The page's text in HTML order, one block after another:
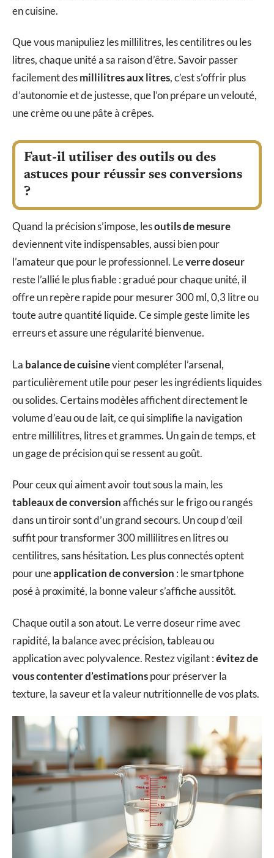
en cuisine.
Que vous manipuliez les millilitres, les centilitres ou les
litres, chaque unité a sa raison d’être. Savoir passer
facilement desmillilitres aux litres, c’est s’offrir plus
d’autonomie et de justesse, que l’on prépare un velouté,
une crème ou une pâte à crêpes.
Faut-il utiliser des outils ou des
astuces pour réussir ses conversions
?
Quand la précision s’impose, lesoutils de mesure
deviennent vite indispensables, aussi bien pour
l’amateur que pour le professionnel. Leverre doseur
reste l’allié le plus fiable : gradué pour chaque unité, il
offre un repère rapide pour mesurer 300 ml, 0,3 litre ou
toute autre quantité liquide. Ce simple geste limite les
erreurs et assure une régularité bienvenue.
La balance de cuisinevient compléter l’arsenal,
particulièrement utile pour peser les ingrédients liquides
ou solides. Certains modèles affichent directement le
volume d’eau ou de lait, ce qui simplifie la navigation
entre millilitres, litres et grammes. Un gain de temps, et
un gage de précision qui se ressent au goût.
Pour ceux qui aiment avoir tout sous la main, les
tableaux de conversionaffichés sur le frigo ou rangés
dans un tiroir sont d’un grand secours. Un coup d’œil
suffit pour transformer 300 millilitres en litres ou
centilitres, sans hésitation. Les plus connectés optent
pour uneapplication de conversion : le smartphone
posé à proximité, la bonne valeur s’affiche aussitôt.
Chaque outil a son atout. Le verre doseur rime avec
rapidité, la balance avec précision, tableau ou
application avec polyvalence. Restez vigilant :évitez de
vous contenter d’estimationspour préserver la
texture, la saveur et la valeur nutritionnelle de vos plats.